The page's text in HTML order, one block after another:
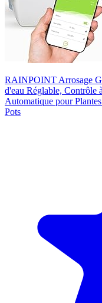
RAINPOINT Arrosage
d'eau Réglable, Contrôle
Automatique pour
Pots